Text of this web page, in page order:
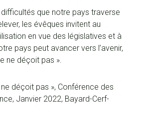
que notre pays traverse
les évêques invitent au
en vue des législatives et à
pays peut avancer vers l’avenir,
ne déçoit pas ».
ne déçoit pas », Conférence des
Janvier 2022, Bayard-Cerf-